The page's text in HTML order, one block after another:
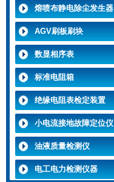
熔喷布静电除尘发生器
AGV刷板刷块
数显相序表
标准电阻箱
绝缘电阻表检定装置
小电流接地故障定位仪
油液质量检测仪
电工电力检测仪器